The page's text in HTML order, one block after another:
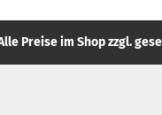
Preise im Shop zzgl.